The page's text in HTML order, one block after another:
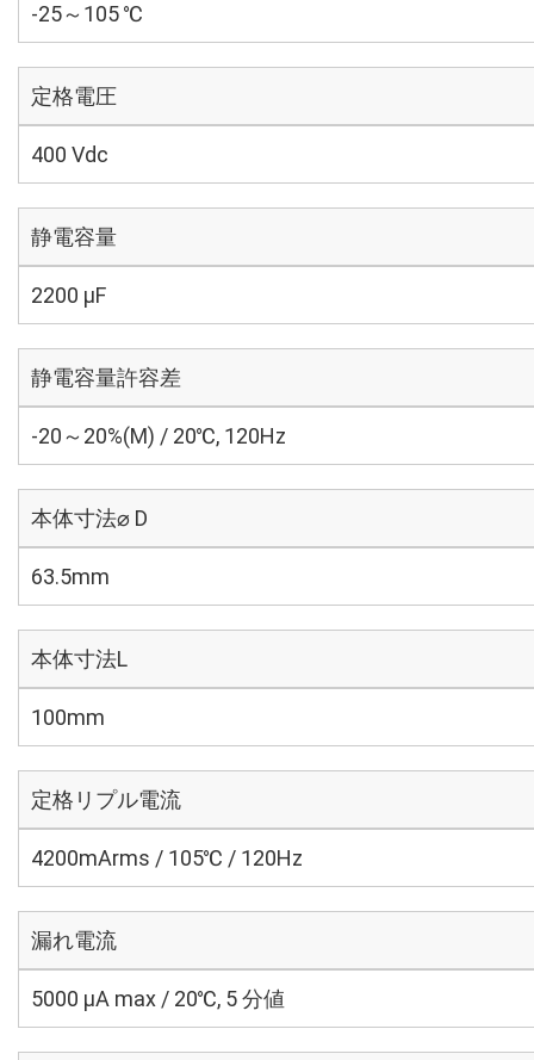
-25～105 ℃
定格電圧
400 Vdc
静電容量
2200 µF
静電容量許容差
-20～20%(M) / 20℃, 120Hz
本体寸法⌀ D
63.5mm
本体寸法L
100mm
定格リプル電流
4200mArms / 105℃ / 120Hz
漏れ電流
5000 μA max / 20℃, 5 分値